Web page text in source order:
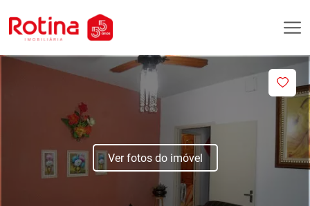
Ver fotos do imóvel